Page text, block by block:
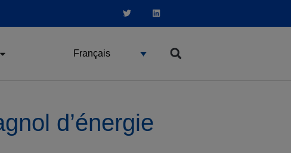
Français
d’énergie